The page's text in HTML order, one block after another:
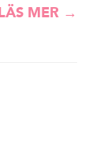
LÄS MER →